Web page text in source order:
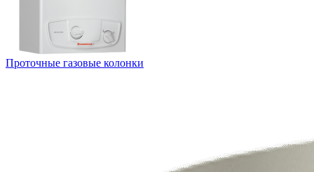
Проточные газовые колонки